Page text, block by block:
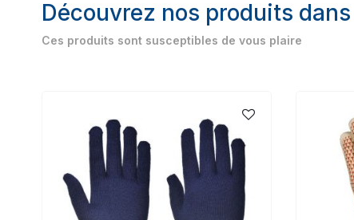
Découvrez nos produits
Ces produits sont susceptibles de vous plaire